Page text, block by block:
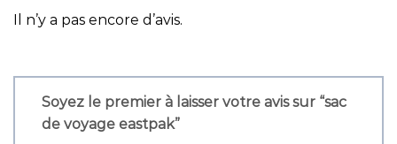
Il n’y a pas encore d’avis.
Soyez le premier à laisser votre avis sur “sac
de voyage eastpak”